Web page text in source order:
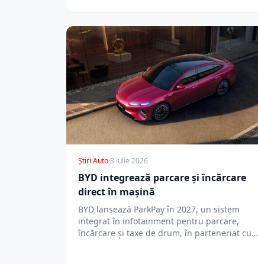
Știri Auto·3 iulie 2026
BYD integrează parcare și încărcare
direct în mașină
BYD lansează ParkPay în 2027, un sistem
integrat în infotainment pentru parcare,
încărcare și taxe de drum, în parteneriat cu…